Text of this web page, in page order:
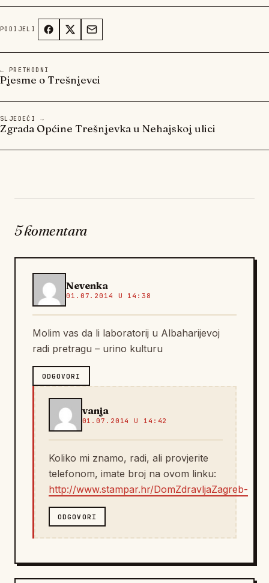
PODIJELI
← PRETHODNI
Pjesme o Trešnjevci
SLJEDEĆI →
Zgrada Općine Trešnjevka u Nehajskoj ulici
5 komentara
Nevenka
01.07.2014 U 14:38
Molim vas da li laboratorij u Albaharijevoj
radi pretragu – urino kulturu
ODGOVORI
vanja
01.07.2014 U 14:42
Koliko mi znamo, radi, ali provjerite
telefonom, imate broj na ovom linku:
http://www.stampar.hr/DomZdravljaZagreb-
ODGOVORI